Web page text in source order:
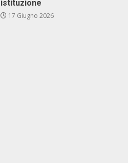
istituzione
17 Giugno 2026